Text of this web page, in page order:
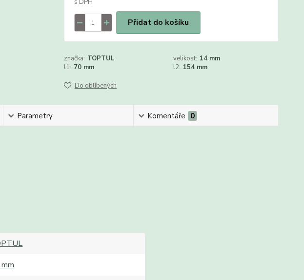
Přidat do košíku
značka: TOPTUL velikost: 14 mm
l1: 70 mm l2: 154 mm
Do oblíbených
Parametry Komentáře 0